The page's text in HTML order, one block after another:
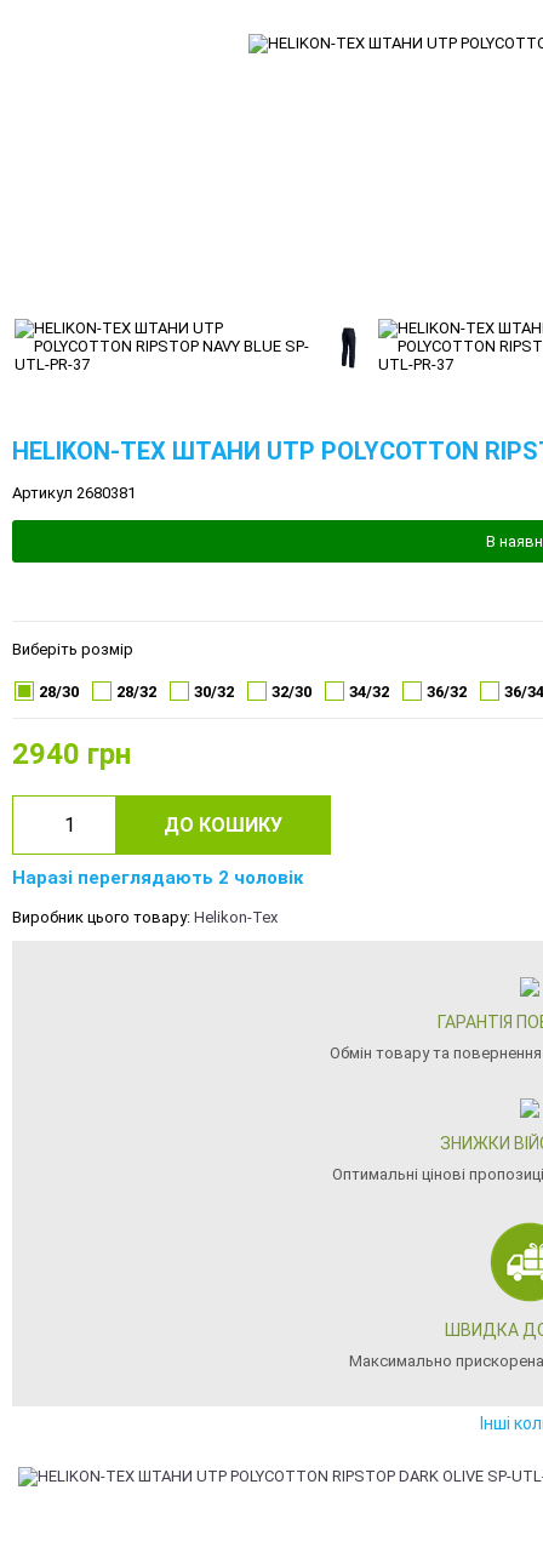
HELIKON-TEX ШТАНИ UTP POLYCOTTON
Артикул 2680381
В
Виберіть розмір
28/30 28/32 30/32 32/30 34/32 36/32 36/34
2940 грн
ДО КОШИКУ
Наразі переглядають 2 чоловік
Виробник цього товару: Helikon-Tex
ГАРАНТІЯ
Обмін товару та
ЗНИЖКИ
Оптимальні цінові
ШВИДКА
Максимально
Інші